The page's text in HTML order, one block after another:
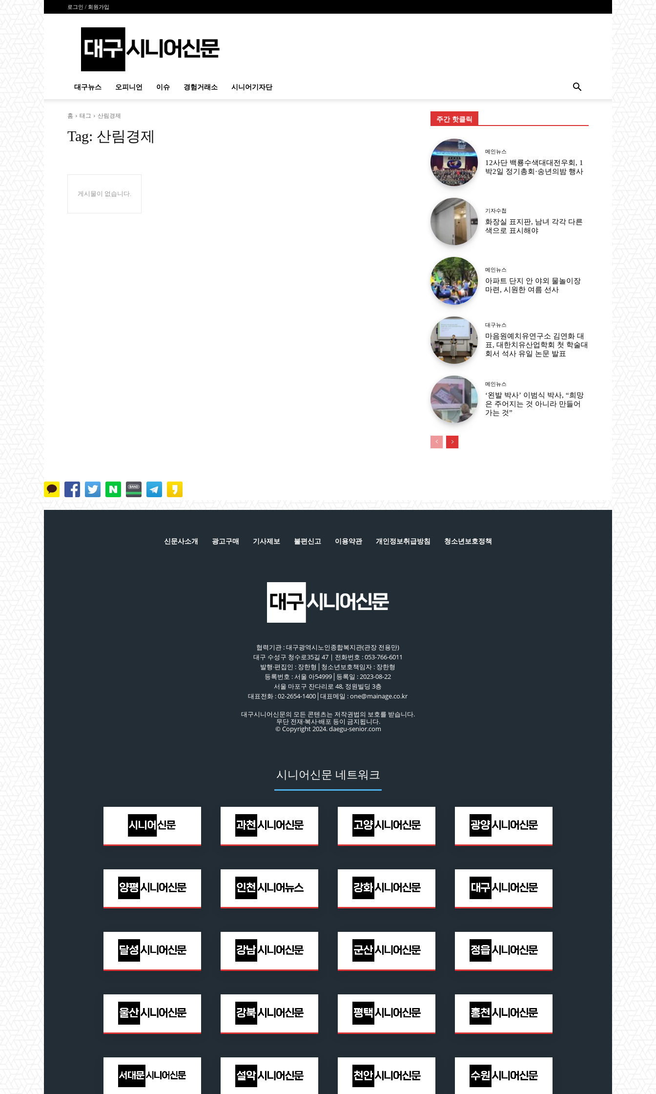
로그인 / 회원가입
시
대구뉴스 오피니언 이슈 경험거래소 시니어기자단
홈 태그 산림경제
Tag: 산림경제
게시물이 없습니다.
주간 핫클릭
메인뉴스
12사단 백룡수색대대전우회, 1
박2일 정기총회·송년의밤 행사
기자수첩
화장실 표지판, 남녀 각각 다른
색으로 표시해야
메인뉴스
아파트 단지 안 야외 물놀이장
마련, 시원한 여름 선사
대구뉴스
마음원예치유연구소 김연화 대
표, 대한치유산업학회 첫 학술대
회서 석사 유일 논문 발표
메인뉴스
‘왼발 박사’ 이범식 박사, “희망
은 주어지는 것 아니라 만들어
가는 것”
신문사소개 광고구매 기사제보 불편신고 이용약관 개인정보취급방침 청소년보호정책
협력기관 : 대구광역시노인종합복지관(관장 전용만)
대구 수성구 청수로35길 47 | 전화번호 : 053-766-6011
발행·편집인 : 장한형│청소년보호책임자 : 장한형
등록번호 : 서울 아54999│등록일 : 2023-08-22
서울 마포구 잔다리로 48, 정원빌딩 3층
대표전화 : 02-2654-1400│대표메일 : one@mainage.co.kr
대구시니어신문의 모든 콘텐츠는 저작권법의 보호를 받습니다.
무단 전재·복사·배포 등이 금지됩니다.
© Copyright 2024. daegu-senior.com
시니어신문 네트워크